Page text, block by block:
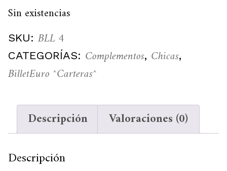
Sin existencias
SKU: BLL 4
CATEGORÍAS: Complementos, Chicas,
BilletEuro ^Carteras^
Descripción Valoraciones (0)
Descripción